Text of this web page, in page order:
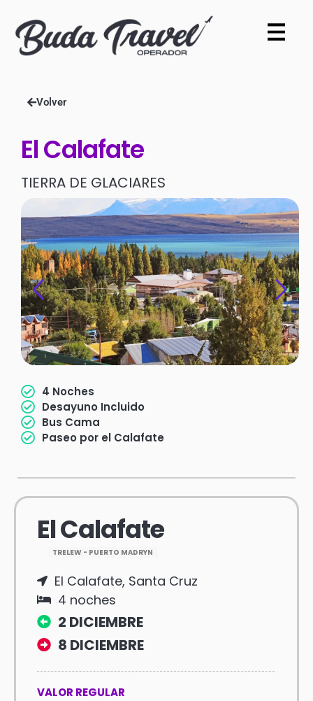
Volver
El Calafate
TIERRA DE GLACIARES
4 Noches
Desayuno Incluido
Bus Cama
Paseo por el Calafate
El Calafate
TRELEW - PUERTO MADRYN
El Calafate, Santa Cruz
4 noches
2 DICIEMBRE
8 DICIEMBRE
VALOR REGULAR